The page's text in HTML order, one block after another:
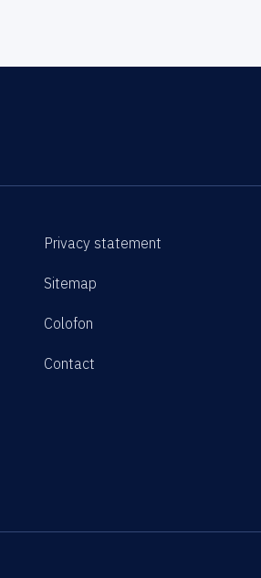
Privacy statement
Sitemap
Colofon
Contact